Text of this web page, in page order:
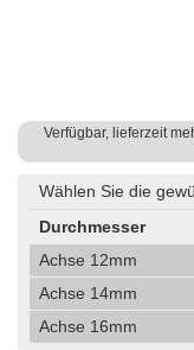
Verfügbar, lieferzeit
Wählen Sie die
Durchmesser
Achse 12mm
Achse 14mm
Achse 16mm